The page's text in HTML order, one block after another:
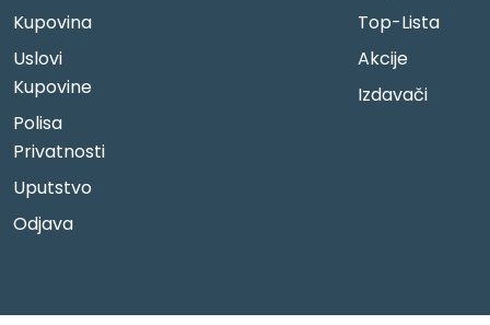
Kupovina
Uslovi
Kupovine
Polisa
Privatnosti
Uputstvo
Odjava
Top-Lista
Akcije
Izdavači